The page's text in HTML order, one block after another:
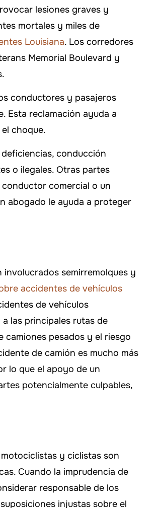
lesiones graves y
mortales y miles de
Louisiana. Los corredores
Memorial Boulevard y
conductores y pasajeros
Esta reclamación ayuda a
choque.
conducción
o ilegales. Otras partes
comercial o un
abogado le ayuda a proteger
involucrados semirremolques y
accidentes de vehículos
de vehículos
las principales rutas de
pesados y el riesgo
de camión es mucho más
lo que el apoyo de un
potencialmente culpables,
y ciclistas son
Cuando la imprudencia de
responsable de los
injustas sobre el